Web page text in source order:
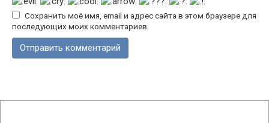
Сохранить моё имя, email и адрес сайта в этом браузере для
последующих моих комментариев.